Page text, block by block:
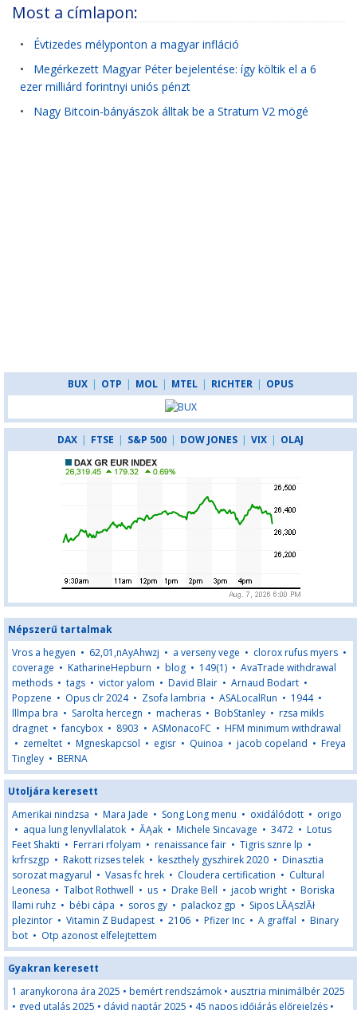
Most a címlapon:
• Évtizedes mélyponton a magyar infláció
• Megérkezett Magyar Péter bejelentése: így költik el a 6
ezer milliárd forintnyi uniós pénzt
• Nagy Bitcoin-bányászok álltak be a Stratum V2 mögé
BUX | OTP | MOL | MTEL | RICHTER | OPUS
DAX | FTSE | S&P 500 | DOW JONES | VIX | OLAJ
Népszerű tartalmak
Vros a hegyen • 62,01,nAyAhwzj • a verseny vege • clorox rufus myers •
coverage • KatharineHepburn • blog • 149(1) • AvaTrade withdrawal
methods • tags • victor yalom • David Blair • Arnaud Bodart •
Popzene • Opus clr 2024• Zsofa lambria • ASALocalRun • 1944•
lllmpa bra • Sarolta hercegn • macheras • BobStanley • rzsa mikls
dragnet •fancybox • 8903 • ASMonacoFC • HFM minimum withdrawal
• zemeltet • Mgneskapcsol • egisr • Quinoa • jacob copeland • Freya
Tingley • BERNA
Utoljára keresett
Amerikai nindzsa • Mara Jade • Song Long menu • oxidálódott • origo
• aqua lung lenyvllalatok • ĂĄak • Michele Sincavage • 3472 • Lotus
Feet Shakti • Ferrari rfolyam • renaissance fair • Tigris sznre lp •
krfrszgp • Rakott rizses telek • keszthely gyszhirek 2020 • Dinasztia
sorozat magyarul • Vasas fc hrek • Cloudera certification • Cultural
Leonesa • Talbot Rothwell • us • Drake Bell • jacob wright • Boriska
llami ruhz • bébi cápa • soros gy • palackoz gp • Sipos LĂĄszlĂł
plezintor • Vitamin Z Budapest • 2106 • Pfizer Inc • A graffal • Binary
bot • Otp azonost elfelejtettem
Gyakran keresett
1 aranykorona ára 2025 • bemért rendszámok • ausztria minimálbér 2025
• gyed utalás 2025 • dávid naptár 2025 • 45 napos időjárás előrejelzés •